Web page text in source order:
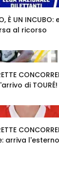
È UN
al ricorso
di
arriva